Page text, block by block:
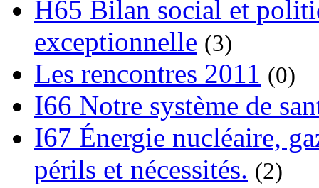
H65 Bilan social et
exceptionnelle (3)
Les rencontres 2011 (0)
I66 Notre système de
I67 Énergie nucléaire,
périls et nécessités. (2)